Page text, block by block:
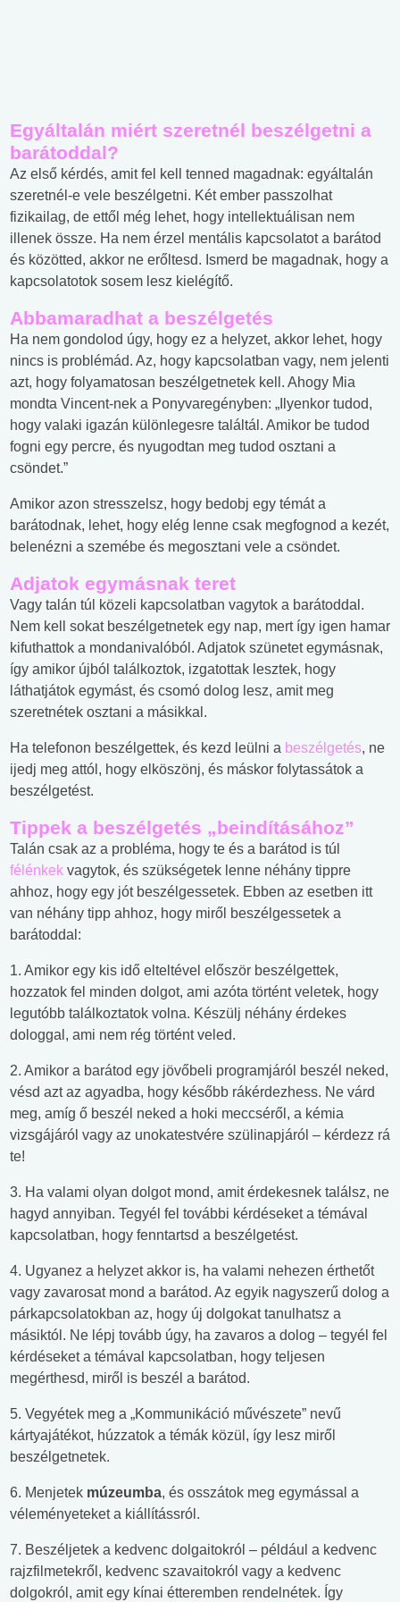
Egyáltalán miért szeretnél beszélgetni a
barátoddal?
Az első kérdés, amit fel kell tenned magadnak: egyáltalán
szeretnél-e vele beszélgetni. Két ember passzolhat
fizikailag, de ettől még lehet, hogy intellektuálisan nem
illenek össze. Ha nem érzel mentális kapcsolatot a barátod
és közötted, akkor ne erőltesd. Ismerd be magadnak, hogy a
kapcsolatotok sosem lesz kielégítő.
Abbamaradhat a beszélgetés
Ha nem gondolod úgy, hogy ez a helyzet, akkor lehet, hogy
nincs is problémád. Az, hogy kapcsolatban vagy, nem jelenti
azt, hogy folyamatosan beszélgetnetek kell. Ahogy Mia
mondta Vincent-nek a Ponyvaregényben: „Ilyenkor tudod,
hogy valaki igazán különlegesre találtál. Amikor be tudod
fogni egy percre, és nyugodtan meg tudod osztani a
csöndet.”
Amikor azon stresszelsz, hogy bedobj egy témát a
barátodnak, lehet, hogy elég lenne csak megfognod a kezét,
belenézni a szemébe és megosztani vele a csöndet.
Adjatok egymásnak teret
Vagy talán túl közeli kapcsolatban vagytok a barátoddal.
Nem kell sokat beszélgetnetek egy nap, mert így igen hamar
kifuthattok a mondanivalóból. Adjatok szünetet egymásnak,
így amikor újból találkoztok, izgatottak lesztek, hogy
láthatjátok egymást, és csomó dolog lesz, amit meg
szeretnétek osztani a másikkal.
Ha telefonon beszélgettek, és kezd leülni a beszélgetés, ne
ijedj meg attól, hogy elköszönj, és máskor folytassátok a
beszélgetést.
Tippek a beszélgetés „beindításához”
Talán csak az a probléma, hogy te és a barátod is túl
félénkek vagytok, és szükségetek lenne néhány tippre
ahhoz, hogy egy jót beszélgessetek. Ebben az esetben itt
van néhány tipp ahhoz, hogy miről beszélgessetek a
barátoddal:
1. Amikor egy kis idő elteltével először beszélgettek,
hozzatok fel minden dolgot, ami azóta történt veletek, hogy
legutóbb találkoztatok volna. Készülj néhány érdekes
dologgal, ami nem rég történt veled.
2. Amikor a barátod egy jövőbeli programjáról beszél neked,
vésd azt az agyadba, hogy később rákérdezhess. Ne várd
meg, amíg ő beszél neked a hoki meccséről, a kémia
vizsgájáról vagy az unokatestvére szülinapjáról – kérdezz rá
te!
3. Ha valami olyan dolgot mond, amit érdekesnek találsz, ne
hagyd annyiban. Tegyél fel további kérdéseket a témával
kapcsolatban, hogy fenntartsd a beszélgetést.
4. Ugyanez a helyzet akkor is, ha valami nehezen érthetőt
vagy zavarosat mond a barátod. Az egyik nagyszerű dolog a
párkapcsolatokban az, hogy új dolgokat tanulhatsz a
másiktól. Ne lépj tovább úgy, ha zavaros a dolog – tegyél fel
kérdéseket a témával kapcsolatban, hogy teljesen
megérthesd, miről is beszél a barátod.
5. Vegyétek meg a „Kommunikáció művészete” nevű
kártyajátékot, húzzatok a témák közül, így lesz miről
beszélgetnetek.
6. Menjetek múzeumba, és osszátok meg egymással a
véleményeteket a kiállítássról.
7. Beszéljetek a kedvenc dolgaitokról – például a kedvenc
rajzfilmetekről, kedvenc szavaitokról vagy a kedvenc
dolgokról, amit egy kínai étteremben rendelnétek. Így